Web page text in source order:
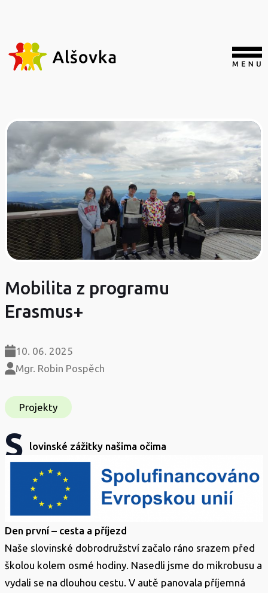
Mobilita z programu
Erasmus+
10. 06. 2025
Mgr. Robin Pospěch
Projekty
S lovinské zážitky našima očima
Den první– cesta a příjezd
Naše slovinské dobrodružství začalo ráno srazem před
školou kolem osmé hodiny. Nasedli jsme do mikrobusu a
vydali se na dlouhou cestu. V autě panovala příjemná